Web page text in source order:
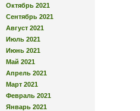
Октябрь 2021
Сентябрь 2021
Август 2021
Июль 2021
Июнь 2021
Май 2021
Апрель 2021
Март 2021
Февраль 2021
Январь 2021